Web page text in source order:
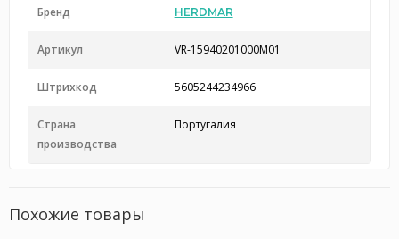
Бренд HERDMAR
Артикул VR-15940201000M01
Штрихкод 5605244234966
Страна
производства
Португалия
Похожие товары